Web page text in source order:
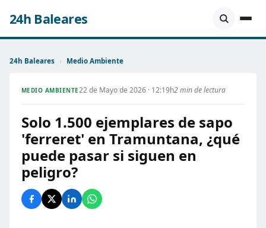
24h Baleares
24h Baleares › Medio Ambiente
MEDIO AMBIENTE22 de Mayo de 2026 · 12:19h2 min de lectura
Solo 1.500 ejemplares de sapo
'ferreret' en Tramuntana, ¿qué
puede pasar si siguen en
peligro?